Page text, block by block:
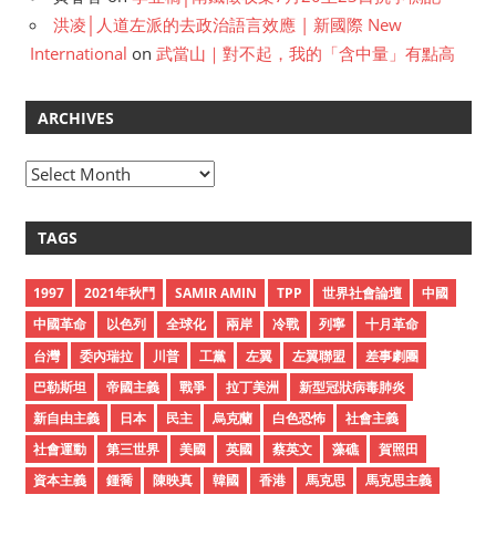
洪凌│人道左派的去政治語言效應 | 新國際 New
International on 武當山｜對不起，我的「含中量」有點高
ARCHIVES
A
h
v
e
s
TAGS
1997 2021年秋鬥 SAMIR AMIN TPP 世界社會論壇
中國
中國革命
以色列 全球化 兩岸 冷戰 列寧
十月革命
台灣
委內瑞拉 川普 工黨 左翼 左翼聯盟
差事劇團
巴勒斯坦
帝國主義 戰爭 拉丁美洲
新型冠狀病毒肺炎
新自由主義
日本 民主 烏克蘭 白色恐怖
社會主義
社會運動
第三世界 美國 英國 蔡英文 藻礁
賀照田
資本主義
鍾喬 陳映真 韓國 香港 馬克思 馬克思主義